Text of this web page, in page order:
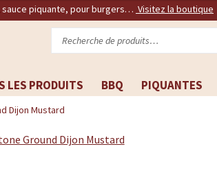
sauce piquante, pour burgers… Visitez la boutique
pour :
LES PRODUITS BBQ PIQUANTES
Dijon Mustard